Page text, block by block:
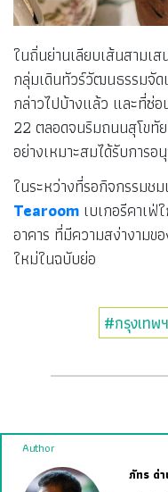
ในถิ่นย่านเลียบเส้นสามเ
กลุ่มเดินทัวร์วัฒนธรรมจัด
กล่าวไปบ้างแล้ว และที่ซ่
22 ตลอดจนริมถนนสุโขทั
อย่างเหมาะสมได้รับการอ
ในระหว่างที่รอกิจกรรมช
Tearoom เบเกอรีคาเ
อาคาร ที่มีความสง่างาม
ใหม่ในฉบับย่อ
#กรุงเทพฯ
Author
ภัทร ด่